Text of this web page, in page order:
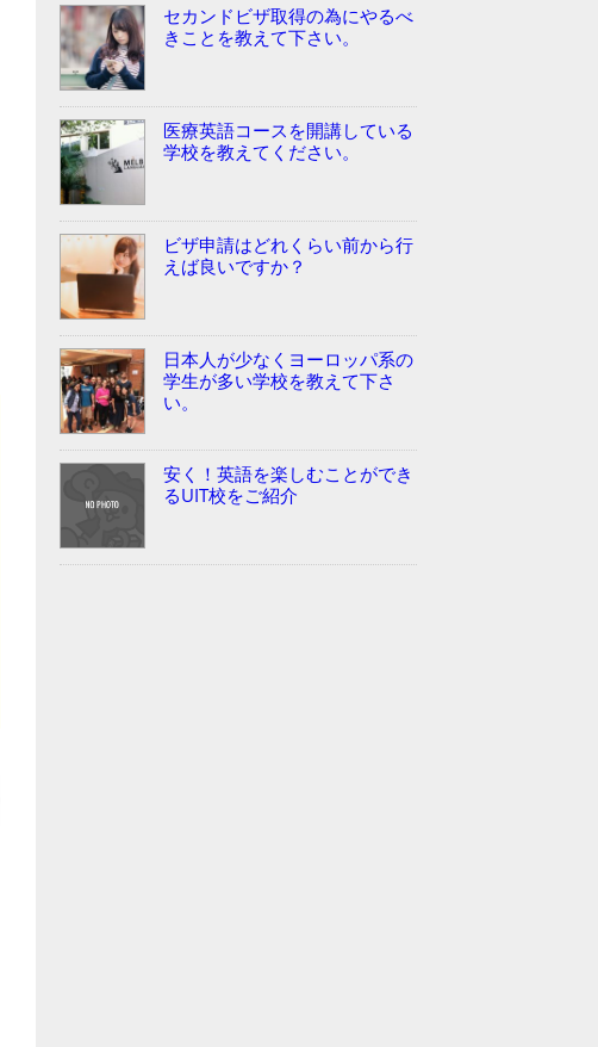
セカンドビザ取得の為にやるべ
きことを教えて下さい。
医療英語コースを開講している
学校を教えてください。
ビザ申請はどれくらい前から行
えば良いですか？
日本人が少なくヨーロッパ系の
学生が多い学校を教えて下さ
い。
安く！英語を楽しむことができ
るUIT校をご紹介